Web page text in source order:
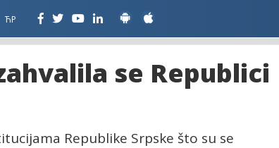
ЋР
se Republici
Republike Srpske što su se